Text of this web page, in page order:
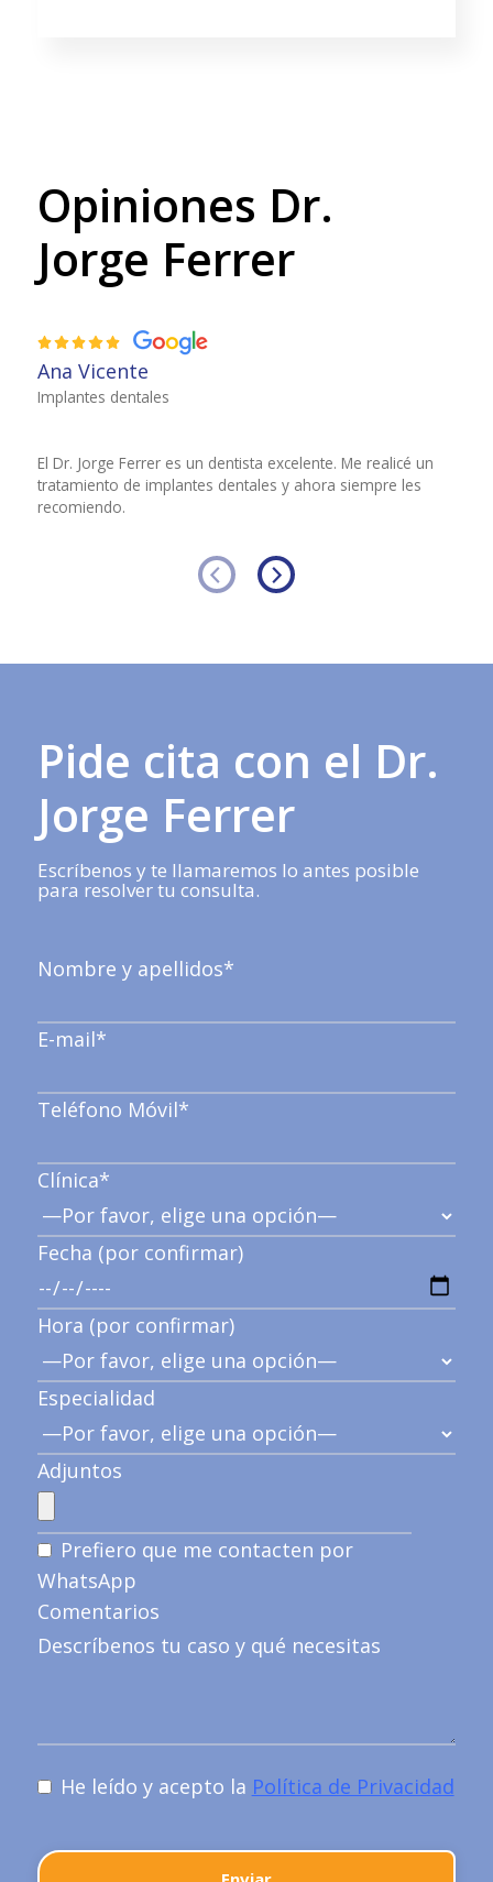
Opiniones Dr.
Jorge Ferrer
Ana Vicente
Implantes dentales
El Dr. Jorge Ferrer es un dentista excelente. Me realicé un
tratamiento de implantes dentales y ahora siempre les
recomiendo.
Pide cita con el Dr.
Jorge Ferrer
Escríbenos y te llamaremos lo antes posible
para resolver tu consulta.
Nombre y apellidos*
E-mail*
Teléfono Móvil*
Clínica*
Fecha (por confirmar)
Hora (por confirmar)
Especialidad
Adjuntos
Prefiero que me contacten por
WhatsApp
Comentarios
He leído y acepto la Política de Privacidad